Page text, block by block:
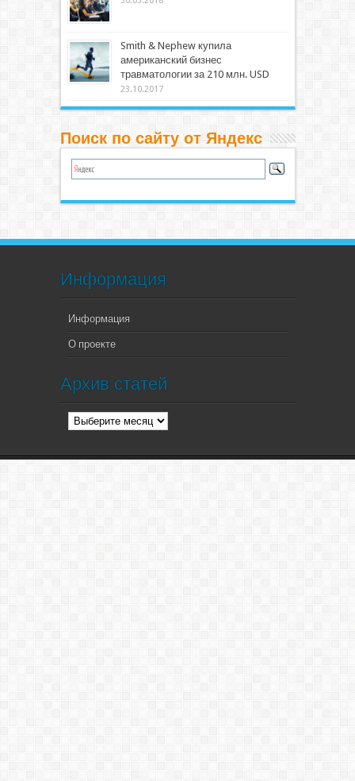
Smith & Nephew купила
американский бизнес
травматологии за 210 млн. USD
23.10.2017
Поиск по сайту от Яндекс
Информация
Информация
О проекте
Архив статей
Архив
статей